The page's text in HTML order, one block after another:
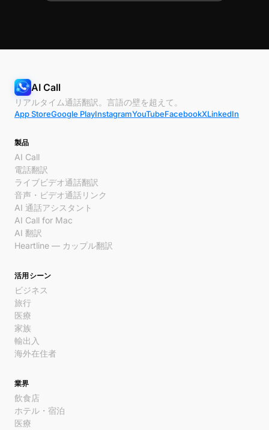
AI Call
リアルタイム通話翻訳。言語の壁を超えて。
App StoreGoogle PlayInstagramYouTubeFacebookXLinkedIn
製品
AI Call
電話翻訳
ライブビデオ通話翻訳
音声・ビデオ通話リンク
AI 通話アシスタント
AI Call for Mac
AI 翻訳
Heartline — カップル翻訳
活用シーン
ビジネス
旅行
医療
家族
輸出入
海外在住者
業界
飲食店
ホテル・宿泊
医療